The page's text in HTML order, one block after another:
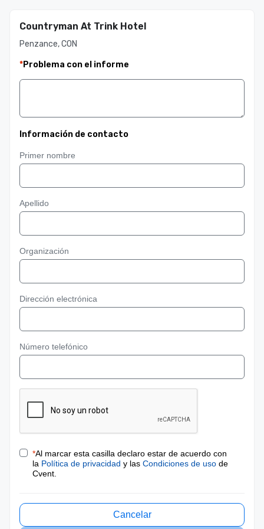
Countryman At Trink Hotel
Penzance, CON
*Problema con el informe
Información de contacto
Primer nombre
Apellido
Organización
Dirección electrónica
Número telefónico
*Al marcar esta casilla declaro estar de acuerdo con
la Política de privacidad y las Condiciones de uso de
Cvent.
Cancelar